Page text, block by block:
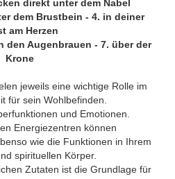
direkt unter dem Nabel
dem Brustbein - 4. in deiner
am Herzen
den Augenbrauen - 7. über der
Krone
jeweils eine wichtige Rolle im
für sein Wohlbefinden.
und Emotionen.
Energiezentren können
wie die Funktionen in Ihrem
spirituellen Körper.
Zutaten ist die Grundlage für